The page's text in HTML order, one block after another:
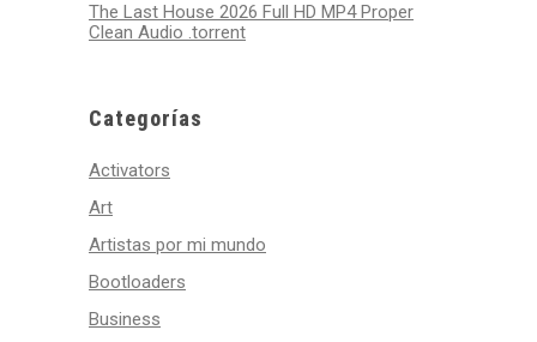
The Last House 2026 Full HD MP4 Proper
Clean Audio .torrent
Categorías
Activators
Art
Artistas por mi mundo
Bootloaders
Business